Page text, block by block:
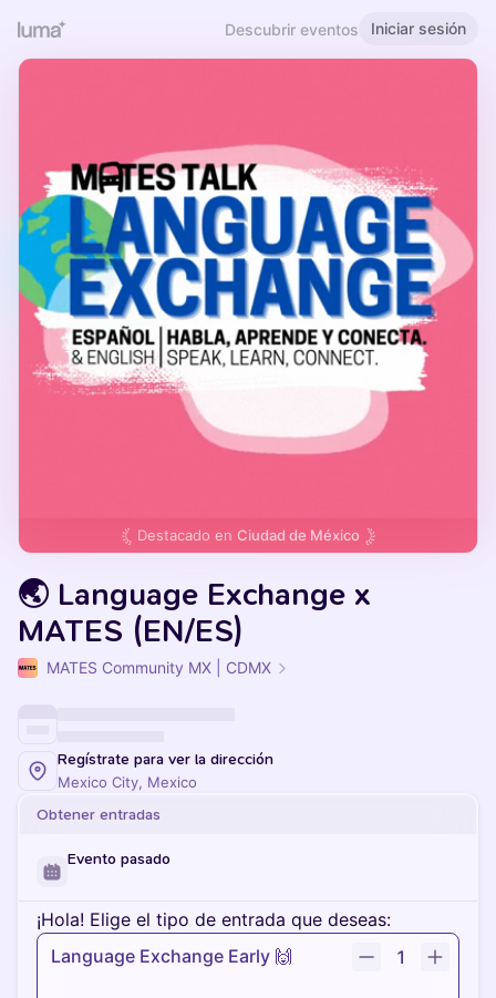
Descubrir eventos Iniciar sesión
Destacado en Ciudad de México
🌏 Language Exchange x
MATES (EN/ES)
MATES Community MX | CDMX
Regístrate para ver la dirección
Mexico City, Mexico
Obtener entradas
Evento pasado
¡Hola! Elige el tipo de entrada que deseas:
Language Exchange Early 🙌
1